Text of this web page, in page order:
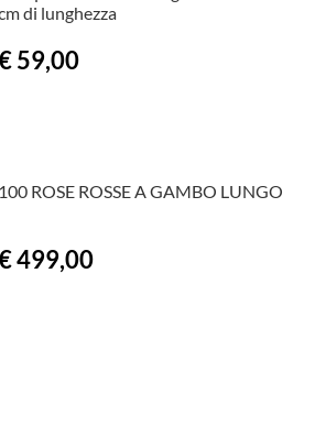
di lunghezza
59,00
100 ROSE ROSSE A GAMBO LUNGO
499,00